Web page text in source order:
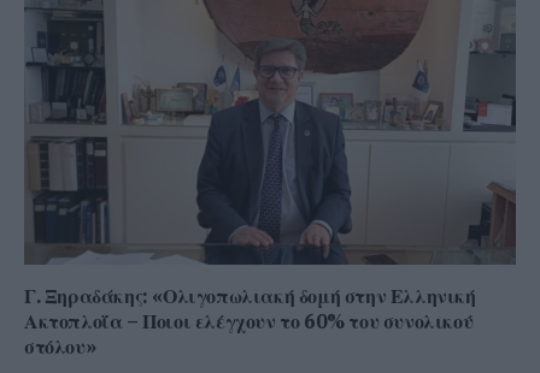
Γ. Ξηραδάκης: «Ολιγοπωλιακή δομή στην Ελληνική
Ακτοπλοΐα – Ποιοι ελέγχουν το 60% του συνολικού
στόλου»